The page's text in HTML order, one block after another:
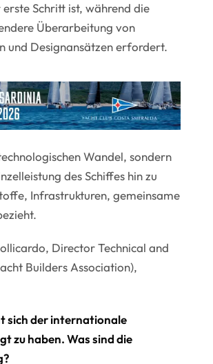
Schritt ist, während die
Überarbeitung von
und Designansätzen erfordert.
Wandel, sondern
des Schiffes hin zu
Infrastrukturen, gemeinsame
Director Technical and
Builders Association),
sich der internationale
zu haben. Was sind die